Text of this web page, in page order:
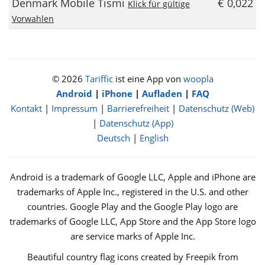
Denmark Mobile Tismi Klick für gültige
Vorwahlen
€ 0,022
© 2026 Tarifficist eine App von woopla
Android | iPhone| Aufladen | FAQ
Kontakt | Impressum | Barrierefreiheit | Datenschutz (Web)
| Datenschutz (App)
Deutsch | English
Android is a trademark of Google LLC, Apple and iPhone are
trademarks of Apple Inc., registered in the U.S. and other
countries. Google Play and the Google Play logo are
trademarks of Google LLC, App Store and the App Store logo
are service marks of Apple Inc.
Beautiful country flag icons created by Freepik from